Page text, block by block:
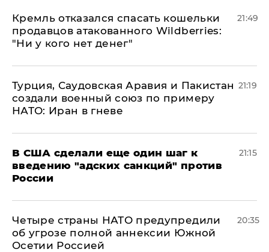
Кремль отказался спасать кошельки
продавцов атакованного Wildberries:
"Ни у кого нет денег"
21:49
Турция, Саудовская Аравия и Пакистан
создали военный союз по примеру
НАТО: Иран в гневе
21:19
В США сделали еще один шаг к
введению "адских санкций" против
России
21:15
Четыре страны НАТО предупредили
об угрозе полной аннексии Южной
Осетии Россией
20:35